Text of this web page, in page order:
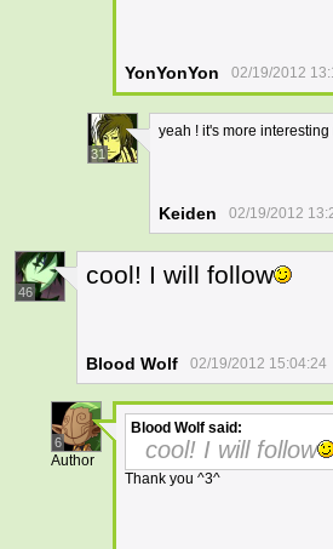
YonYonYon 02/19/2012
31
yeah ! it's more interesting
Keiden 02/19/2012
46
cool! I will follow
Blood Wolf 02/19/2012 15:04:24
6
Author
Blood Wolf said:
cool! I will follow
Thank you ^3^